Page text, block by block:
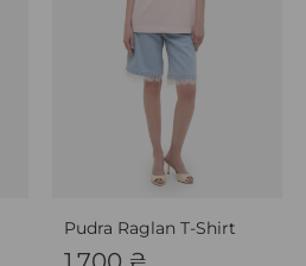
Pudra Raglan T-Shirt